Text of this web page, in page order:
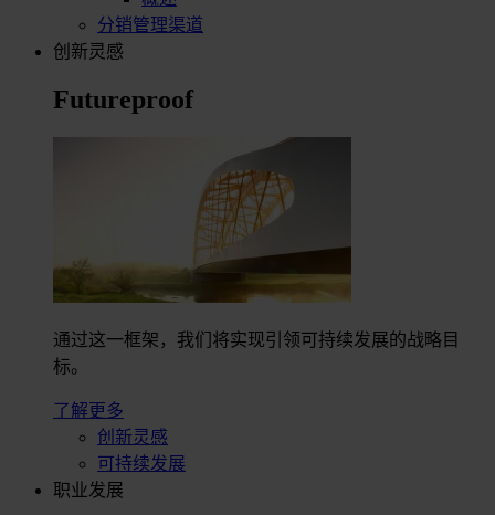
分销管理渠道
创新灵感
Futureproof
通过这一框架，我们将实现引领可持续发展的战略目
标。
了解更多
创新灵感
可持续发展
职业发展